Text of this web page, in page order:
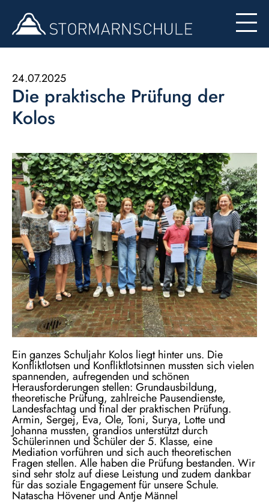
Begabten- und Begabungsförderung (LemaS)
Berufsinfo
Konzept zur Nutzung der Ipads
Für Eltern
Formulare
24.07.2025
Die praktische Prüfung der
Kolos
Ein ganzes Schuljahr Kolos liegt hinter uns. Die
Konfliktlotsen und Konfliktlotsinnen mussten sich vielen
spannenden, aufregenden und schönen
Herausforderungen stellen: Grundausbildung,
theoretische Prüfung, zahlreiche Pausendienste,
Landesfachtag und final der praktischen Prüfung.
Armin, Sergej, Eva, Ole, Toni, Surya, Lotte und
Johanna mussten, grandios unterstützt durch
Schülerinnen und Schüler der 5. Klasse, eine
Mediation vorführen und sich auch theoretischen
Fragen stellen. Alle haben die Prüfung bestanden. Wir
sind sehr stolz auf diese Leistung und zudem dankbar
für das soziale Engagement für unsere Schule.
Natascha Hövener und Antje Männel